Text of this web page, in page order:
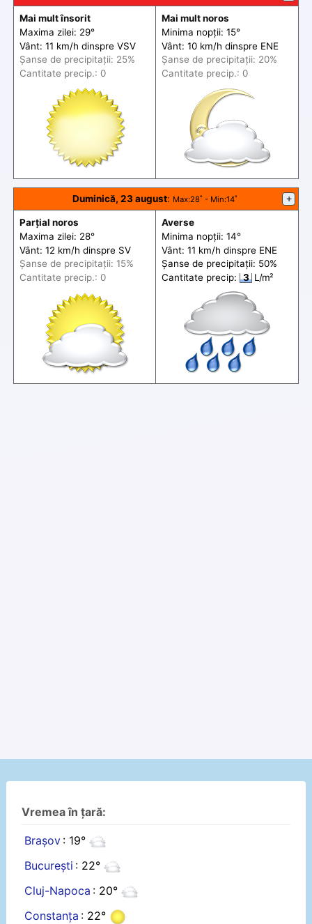
Mai mult însorit
Maxima zilei: 29°
Vânt: 11 km/h dinspre VSV
Șanse de precipitații: 25%
Cantitate precip.: 0
Mai mult noros
Minima nopții: 15°
Vânt: 10 km/h dinspre ENE
Șanse de precipitații: 20%
Cantitate precip.: 0
Duminică, 23 august: Max:28˚ - Min:14˚ +
Parțial noros
Maxima zilei: 28°
Vânt: 12 km/h dinspre SV
Șanse de precipitații: 15%
Cantitate precip.: 0
Averse
Minima nopții: 14°
Vânt: 11 km/h dinspre ENE
Șanse de precipitații: 50%
Cantitate precip:
3 L/m²
Vremea în țară:
Brașov : 19°
București : 22°
Cluj-Napoca : 20°
Constanța : 22°